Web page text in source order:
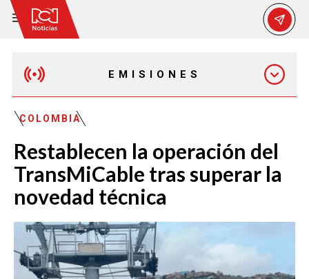
EMISIONES
EMISIÓN 7:00 PM
COLOMBIA
Restablecen la operación del
TransMiCable tras superar la
novedad técnica